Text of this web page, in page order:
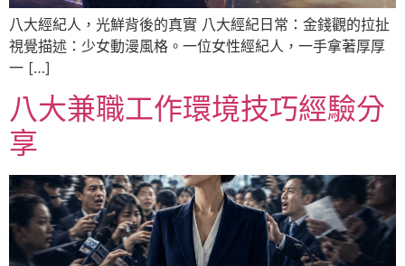
八大經紀人，光鮮背後的真實 八大經紀日常：金錢觀的拉扯
視覺描述：少女動漫風格。一位女性經紀人，一手拿著厚厚
一 […]
八大兼職工作環境技巧經驗分
享